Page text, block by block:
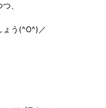
、
ょう(^O^)／